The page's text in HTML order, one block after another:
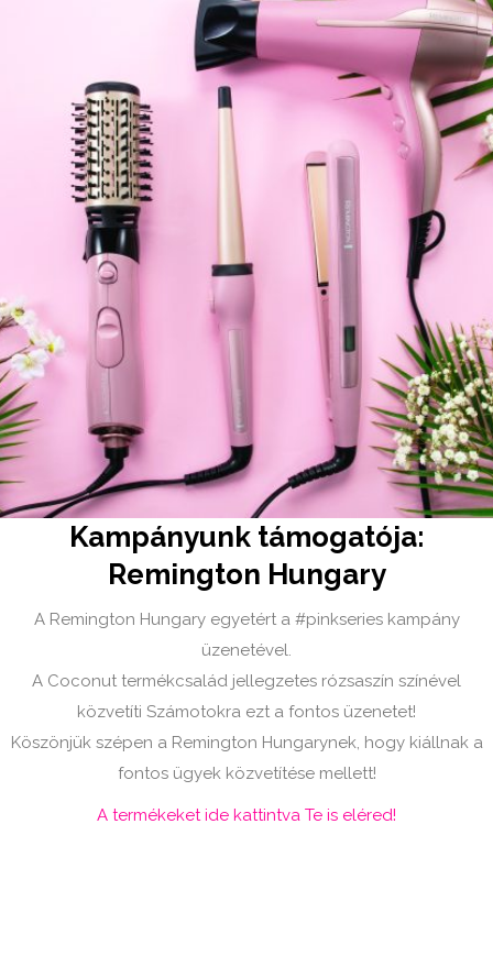
Kampányunk támogatója:
Remington Hungary
A Remington Hungary egyetért a #pinkseries kampány
üzenetével.
A Coconut termékcsalád jellegzetes rózsaszín színével
közvetíti Számotokra ezt a fontos üzenetet!
Köszönjük szépen a Remington Hungarynek, hogy kiállnak a
fontos ügyek közvetítése mellett!
A termékeket ide kattintva Te is eléred!